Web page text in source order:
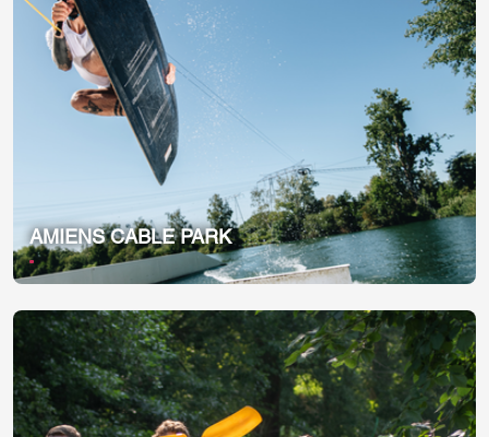
AMIENS CABLE PARK